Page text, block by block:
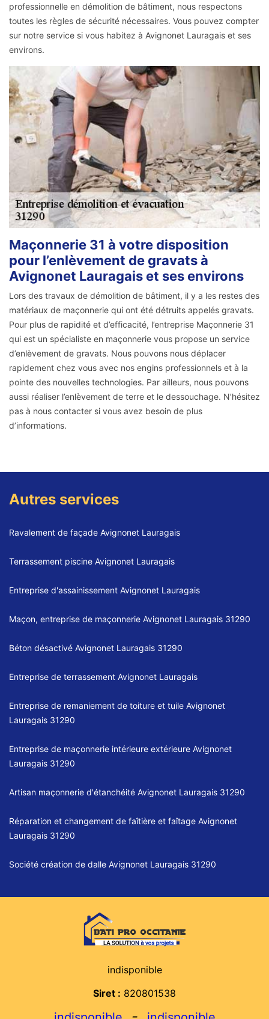
professionnelle en démolition de bâtiment, nous respectons
toutes les règles de sécurité nécessaires. Vous pouvez compter
sur notre service si vous habitez à Avignonet Lauragais et ses
environs.
Maçonnerie 31 à votre disposition
pour l’enlèvement de gravats à
Avignonet Lauragais et ses environs
Lors des travaux de démolition de bâtiment, il y a les restes des
matériaux de maçonnerie qui ont été détruits appelés gravats.
Pour plus de rapidité et d’efficacité, l’entreprise Maçonnerie 31
qui est un spécialiste en maçonnerie vous propose un service
d’enlèvement de gravats. Nous pouvons nous déplacer
rapidement chez vous avec nos engins professionnels et à la
pointe des nouvelles technologies. Par ailleurs, nous pouvons
aussi réaliser l’enlèvement de terre et le dessouchage. N’hésitez
pas à nous contacter si vous avez besoin de plus
d’informations.
Autres services
Ravalement de façade Avignonet Lauragais
Terrassement piscine Avignonet Lauragais
Entreprise d'assainissement Avignonet Lauragais
Maçon, entreprise de maçonnerie Avignonet Lauragais 31290
Béton désactivé Avignonet Lauragais 31290
Entreprise de terrassement Avignonet Lauragais
Entreprise de remaniement de toiture et tuile Avignonet
Lauragais 31290
Entreprise de maçonnerie intérieure extérieure Avignonet
Lauragais 31290
Artisan maçonnerie d'étanchéité Avignonet Lauragais 31290
Réparation et changement de faîtière et faîtage Avignonet
Lauragais 31290
Société création de dalle Avignonet Lauragais 31290
indisponible
Siret : 820801538